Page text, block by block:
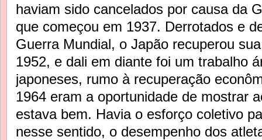
haviam sido cancelados por causa da
que começou em 1937. Derrotados e
Guerra Mundial, o Japão recuperou
1952, e dali em diante foi um trabalho
japoneses, rumo à recuperação
1964 eram a oportunidade de mostrar
estava bem. Havia o esforço coletivo
nesse sentido, o desempenho dos